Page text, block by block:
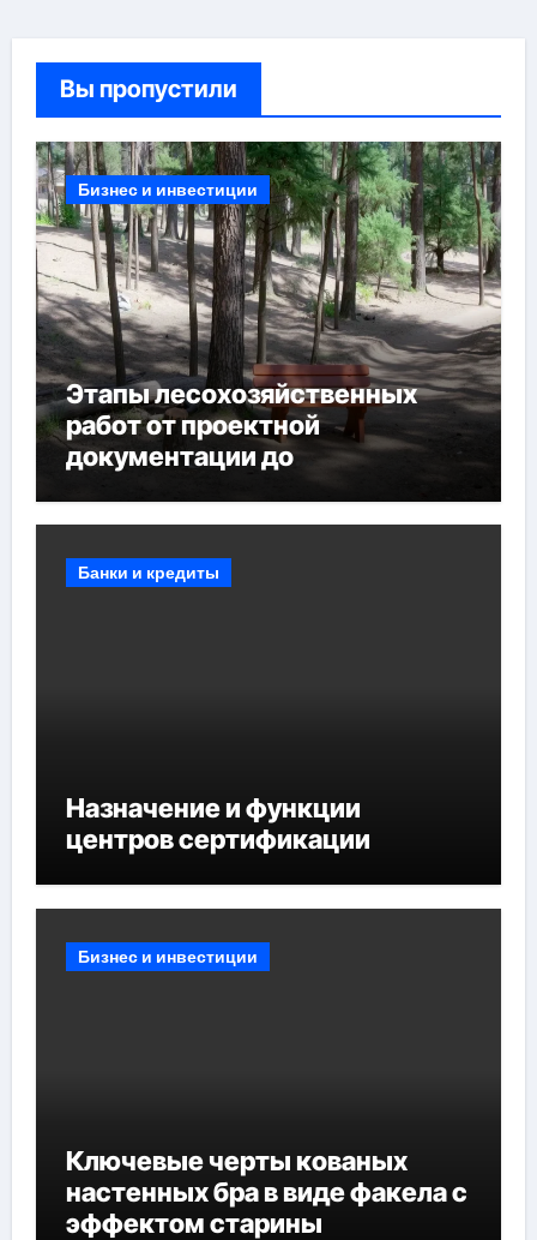
Вы пропустили
Бизнес и инвестиции
Этапы лесохозяйственных
работ от проектной
документации до
мероприятий и обустройства
Банки и кредиты
Назначение и функции
центров сертификации
Бизнес и инвестиции
Ключевые черты кованых
настенных бра в виде факела с
эффектом старины